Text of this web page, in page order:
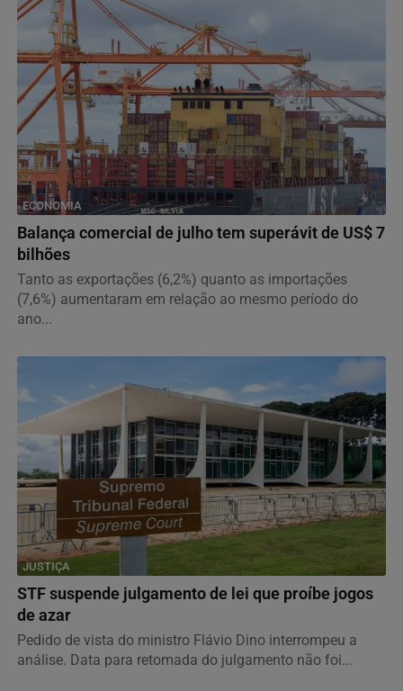
ECONOMIA
Balança comercial de julho tem superávit de US$ 7
bilhões
Tanto as exportações (6,2%) quanto as importações
(7,6%) aumentaram em relação ao mesmo período do
ano...
JUSTIÇA
STF suspende julgamento de lei que proíbe jogos
de azar
Pedido de vista do ministro Flávio Dino interrompeu a
análise. Data para retomada do julgamento não foi...